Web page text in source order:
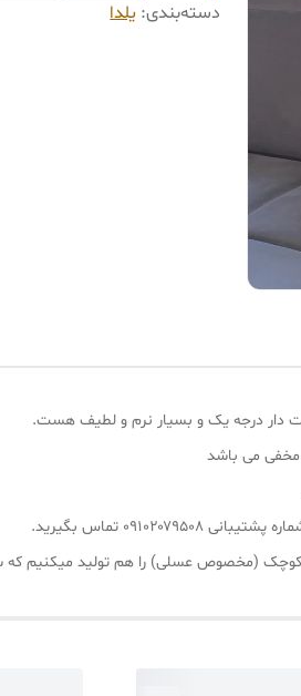
دسته‌بندی: یلدا
دار درجه یک و بسیار نرم و لطیف هست.
مخفی می باشد
تماس بگیرید.
کوچک (مخصوص عسلی) را هم تولید میکنیم